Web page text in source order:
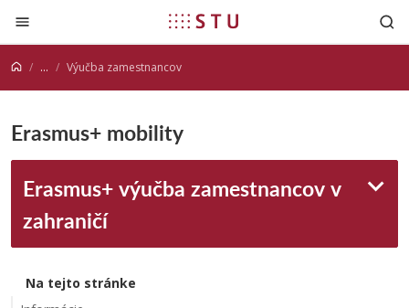
Prejsť na obsah
... Výučba zamestnancov
Erasmus+ mobility
Erasmus+ výučba zamestnancov v
zahraničí
Na tejto stránke